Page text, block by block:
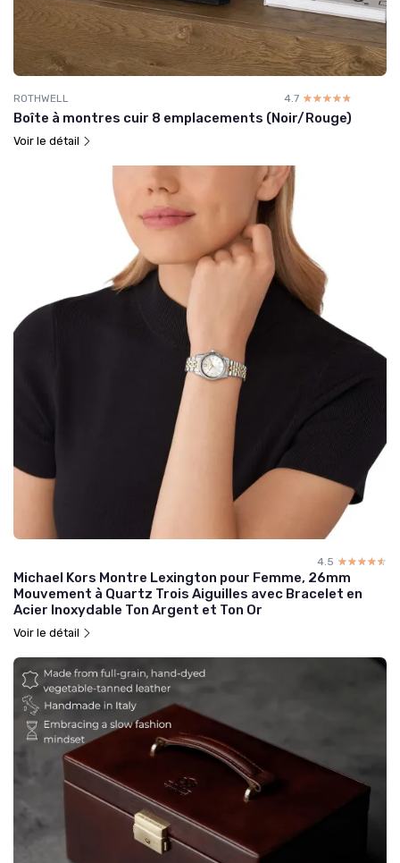
ROTHWELL 4.7 ☆☆☆☆☆
★★★★★
Boîte à montres cuir 8 emplacements (Noir/Rouge)
Voir le détail
4.5 ☆☆☆☆☆
★★★★★
Michael Kors Montre Lexington pour Femme, 26mm
Mouvement à Quartz Trois Aiguilles avec Bracelet en
Acier Inoxydable Ton Argent et Ton Or
Voir le détail